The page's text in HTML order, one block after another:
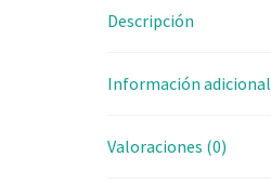
Descripción
Información adicional
Valoraciones (0)